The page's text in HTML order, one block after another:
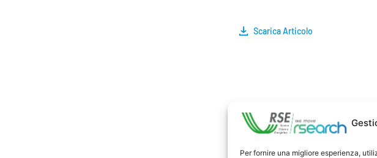
Per fornire una migliore esperienza,
Scarica Articolo